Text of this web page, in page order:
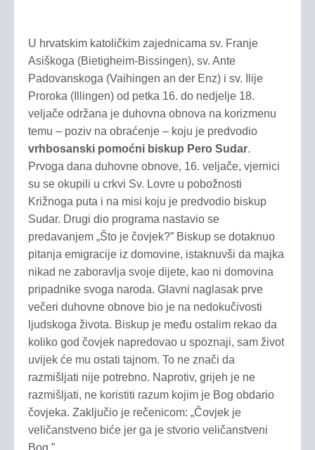
U hrvatskim katoličkim zajednicama sv. Franje
Asiškoga (Bietigheim-Bissingen), sv. Ante
Padovanskoga (Vaihingen an der Enz) i sv. Ilije
Proroka (Illingen) od petka 16. do nedjelje 18.
veljače održana je duhovna obnova na korizmenu
temu – poziv na obraćenje – koju je predvodio
vrhbosanski pomoćni biskup Pero Sudar.
Prvoga dana duhovne obnove, 16. veljače, vjernici
su se okupili u crkvi Sv. Lovre u pobožnosti
Križnoga puta i na misi koju je predvodio biskup
Sudar. Drugi dio programa nastavio se
predavanjem „Što je čovjek?” Biskup se dotaknuo
pitanja emigracije iz domovine, istaknuvši da majka
nikad ne zaboravlja svoje dijete, kao ni domovina
pripadnike svoga naroda. Glavni naglasak prve
večeri duhovne obnove bio je na nedokučivosti
ljudskoga života. Biskup je među ostalim rekao da
koliko god čovjek napredovao u spoznaji, sam život
uvijek će mu ostati tajnom. To ne znači da
razmišljati nije potrebno. Naprotiv, grijeh je ne
razmišljati, ne koristiti razum kojim je Bog obdario
čovjeka. Zaključio je rečenicom: „Čovjek je
veličanstveno biće jer ga je stvorio veličanstveni
Bog.”